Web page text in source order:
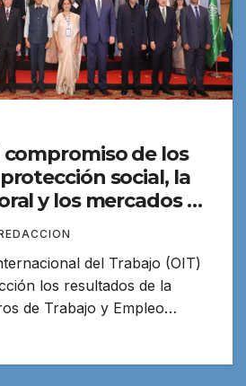
compromiso de los
protección social, la
y los mercados de
del Trabajo (OIT)
los resultados de la
de Trabajo y Empleo…